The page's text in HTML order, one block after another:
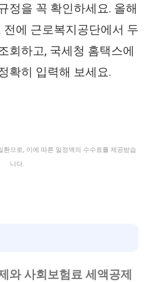
정을 꼭 확인하세요. 올해
에 근로복지공단에서 두
회하고, 국세청 홈택스에
확히 입력해 보세요.
환으로, 이에 따른 일정액의 수수료를 제공받습
니다.
와 사회보험료 세액공제